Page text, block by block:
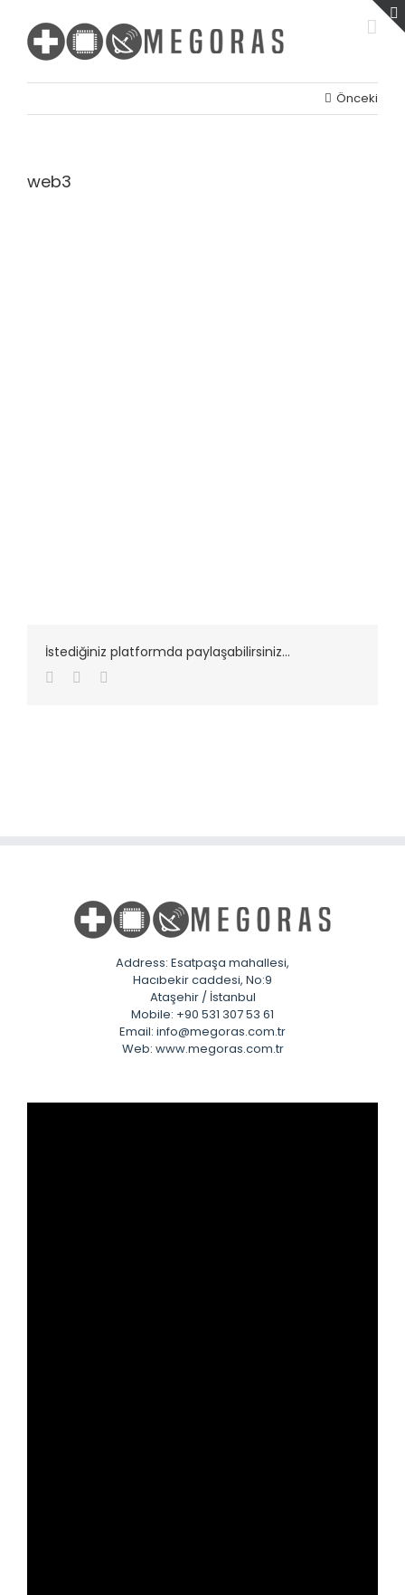
content
Önceki
web3
İstediğiniz platformda paylaşabilirsiniz...
Facebook
Twitter
Address: Esatpaşa mahallesi,
Hacıbekir caddesi, No:9
Ataşehir / İstanbul
Mobile: +90 531 307 53 61
Email: info@megoras.com.tr
Web: www.megoras.com.tr